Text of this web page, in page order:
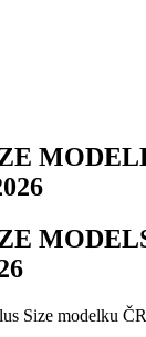
Size modelku